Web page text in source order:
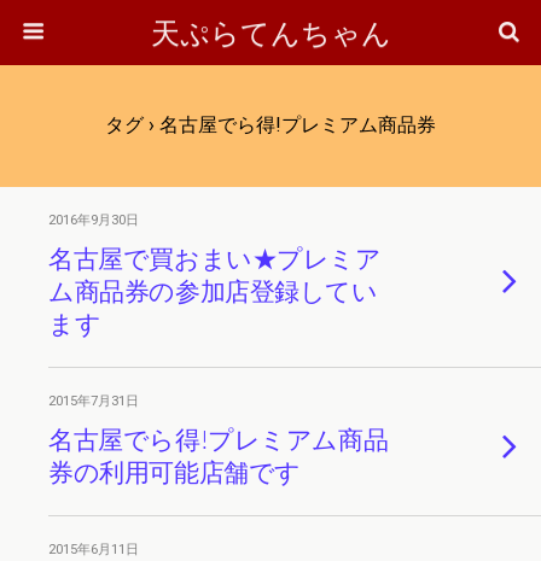
天ぷらてんちゃん
タグ › 名古屋でら得!プレミアム商品券
2016年9月30日
名古屋で買おまい★プレミア
ム商品券の参加店登録してい
ます
2015年7月31日
名古屋でら得!プレミアム商品
券の利用可能店舗です
2015年6月11日